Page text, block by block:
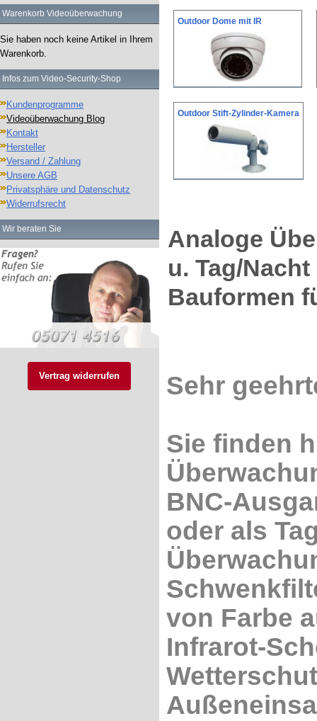
Warenkorb Videoüberwachung
Sie haben noch keine Artikel in Ihrem
Warenkorb.
Infos zum Video-Security-Shop
Kundenprogramme
Videoüberwachung Blog
Kontakt
Hersteller
Versand / Zahlung
Unsere AGB
Privatsphäre und Datenschutz
Widerrufsrecht
Wir beraten Sie
Vertrag widerrufen
Outdoor Dome mit IR
Outdoor Stift-Zylinder-Kamera
Analoge
u. Tag/
Bauformen
Sehr
Sie finden
BNC-
oder als
von Farbe
Infrarot-